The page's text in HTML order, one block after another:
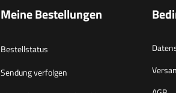
Meine Bestellungen
Bestellstatus
Sendung verfolgen